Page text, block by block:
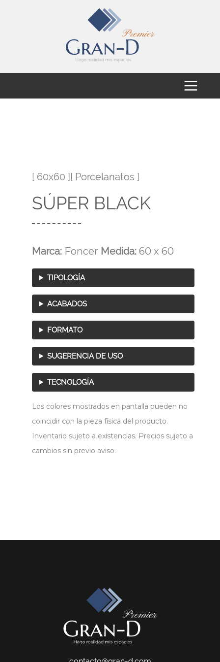
[ 60x60 ][ Porcelanatos ]
SÚPER BLACK
Marca: Foncer Medida: 60 x 60
TIPOLOGÍA
ACABADOS
FORMATO
SUGERENCIA DE USO
TECNOLOGÍA
Los colores mostrados en pantalla pueden no
coincidir con la pieza física del producto.
Inventario sujeto a existencias. Precios sujeto a
cambios sin previo aviso.